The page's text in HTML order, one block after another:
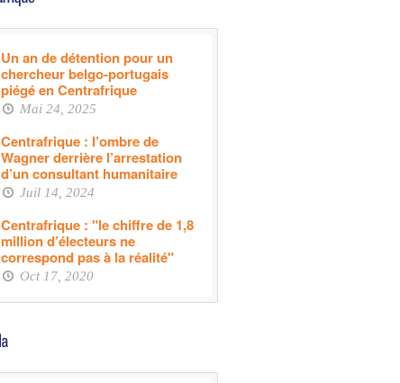
Un an de détention pour un
chercheur belgo-portugais
piégé en Centrafrique
Mai 24, 2025
Centrafrique : l’ombre de
Wagner derrière l’arrestation
d’un consultant humanitaire
Juil 14, 2024
Centrafrique : "le chiffre de 1,8
million d’électeurs ne
correspond pas à la réalité"
Oct 17, 2020